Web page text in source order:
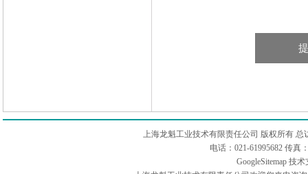
上海龙魁工业技术有限责任公司 版权所有 总
电话：021-61995682 传真
GoogleSitemap技术